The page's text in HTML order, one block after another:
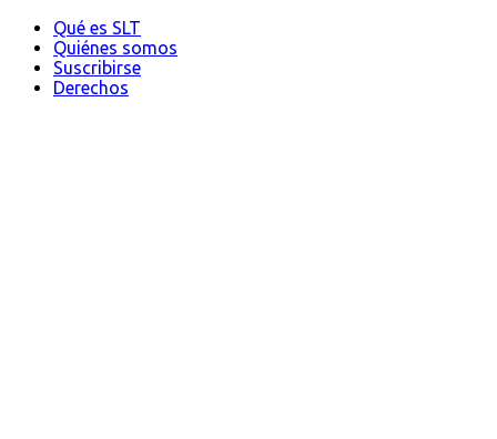
Qué es SLT
Quiénes somos
Suscribirse
Derechos